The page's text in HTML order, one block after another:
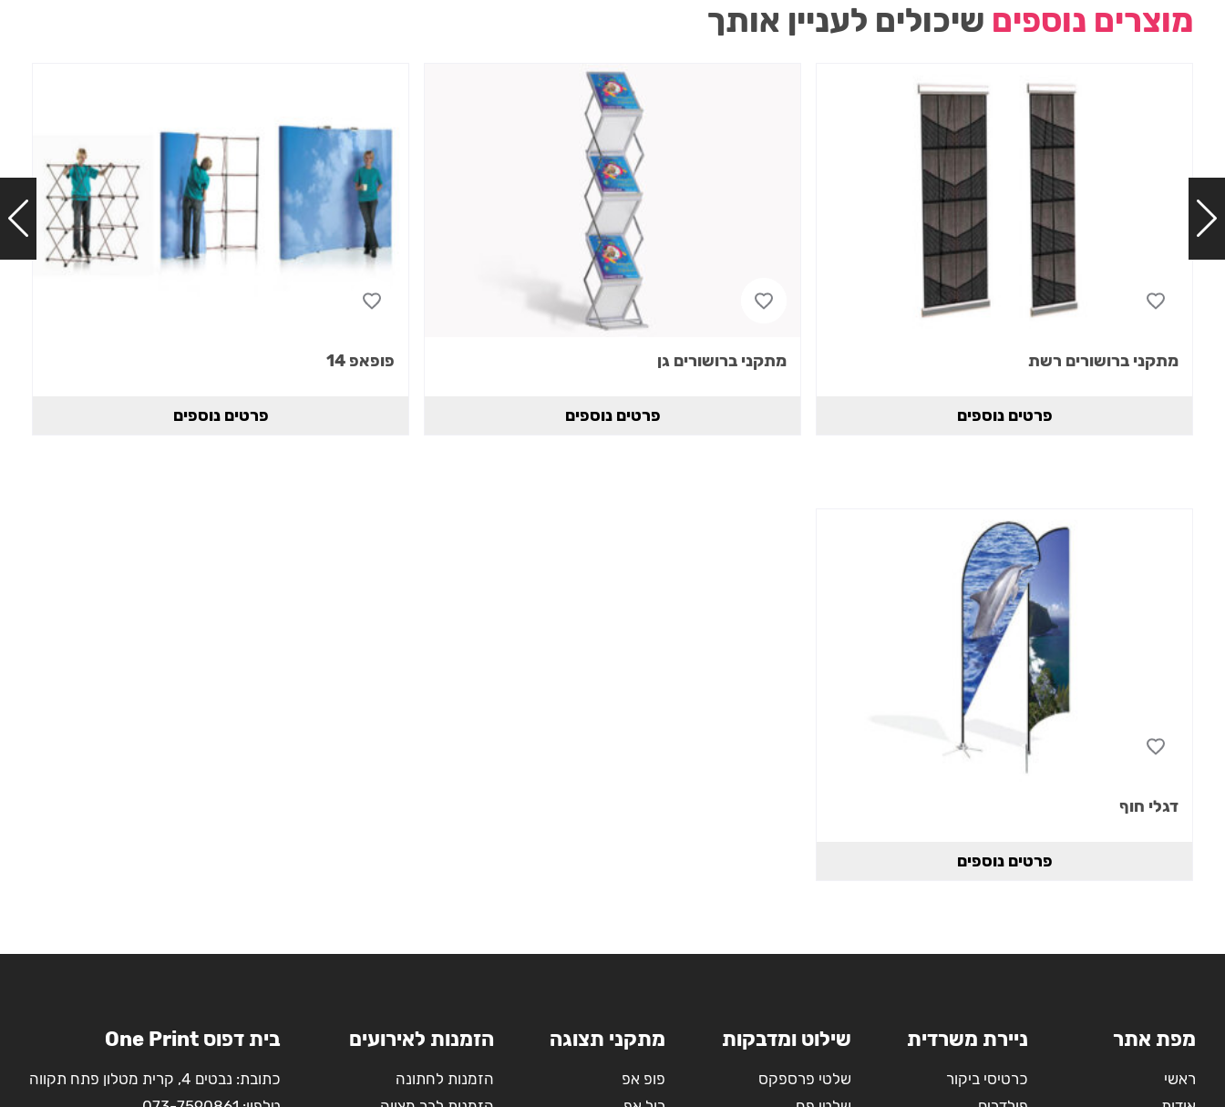
מוצרים נוספים שיכולים לעניין אותך
מתקני ברושורים רשת
פרטים נוספים
מתקני ברושורים גן
פרטים נוספים
פופאפ 14
פרטים נוספים
דגלי חוף
פרטים נוספים
מפת אתר
ראשי
ניירת משרדית
כרטיסי ביקור
שילוט ומדבקות
שלטי פרספקס
מתקני תצוגה
פופ אפ
הזמנות לאירועים
הזמנות לחתונה
בית דפוס One Print
כתובת: נבטים 4, קרית מטלון פתח תקווה